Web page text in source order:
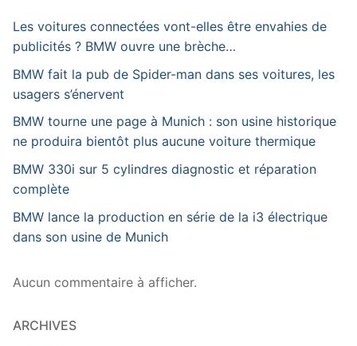
Les voitures connectées vont-elles être envahies de
publicités ? BMW ouvre une brèche…
BMW fait la pub de Spider-man dans ses voitures, les
usagers s’énervent
BMW tourne une page à Munich : son usine historique
ne produira bientôt plus aucune voiture thermique
BMW 330i sur 5 cylindres diagnostic et réparation
complète
BMW lance la production en série de la i3 électrique
dans son usine de Munich
Aucun commentaire à afficher.
ARCHIVES